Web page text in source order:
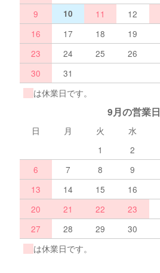
9
10 11 12
16
17 18 19
23
24 25 26
30
31
は休業日です。
9月の営業日
日 月 火 水
1
2
6
7 8 9
13
14 15 16
20
21 22 23
27
28 29
30
は休業日です。